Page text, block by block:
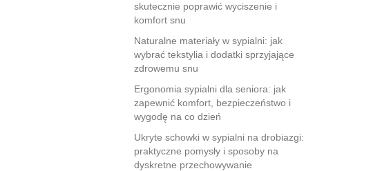
skutecznie poprawić wyciszenie i
komfort snu
Naturalne materiały w sypialni: jak
wybrać tekstylia i dodatki sprzyjające
zdrowemu snu
Ergonomia sypialni dla seniora: jak
zapewnić komfort, bezpieczeństwo i
wygodę na co dzień
Ukryte schowki w sypialni na drobiazgi:
praktyczne pomysły i sposoby na
dyskretne przechowywanie